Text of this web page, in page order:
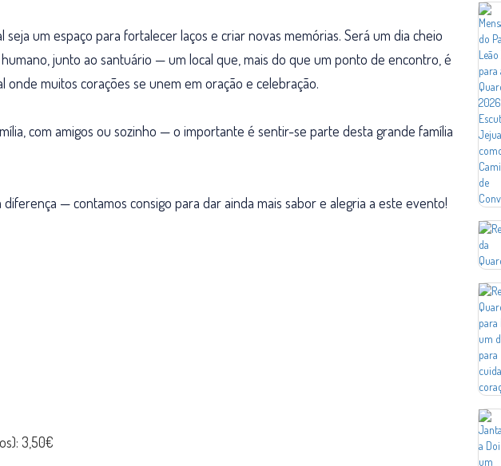
seja um espaço para fortalecer laços e criar novas memórias. Será um dia cheio
junto ao santuário — um local que, mais do que um ponto de encontro, é
onde muitos corações se unem em oração e celebração.
com amigos ou sozinho — o importante é sentir-se parte desta grande família
— contamos consigo para dar ainda mais sabor e alegria a este evento!
3,50€